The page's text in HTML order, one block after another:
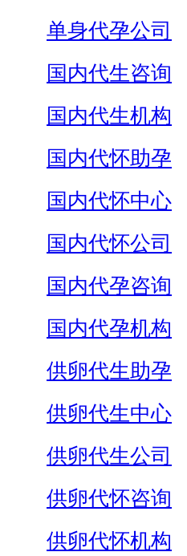
单身代孕公司
国内代生咨询
国内代生机构
国内代怀助孕
国内代怀中心
国内代怀公司
国内代孕咨询
国内代孕机构
供卵代生助孕
供卵代生中心
供卵代生公司
供卵代怀咨询
供卵代怀机构